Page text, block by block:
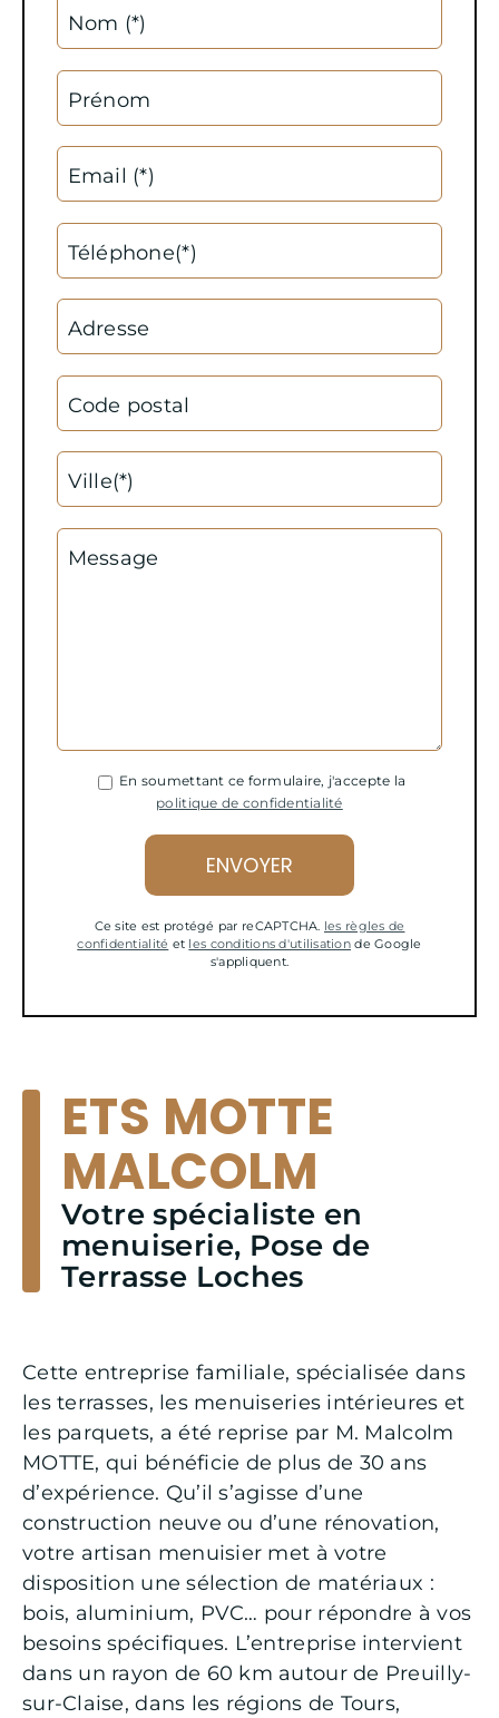
Nom (*)
Prénom
Email (*)
Téléphone(*)
Adresse
Code postal
Ville(*)
Message
En soumettant ce formulaire, j'accepte la
politique de confidentialité
Ce site est protégé par reCAPTCHA. les règles de
confidentialité et les conditions d'utilisationde Google
s'appliquent.
ETS MOTTE
MALCOLM
Votre spécialiste en
menuiserie, Pose de
Terrasse Loches
Cette entreprise familiale, spécialisée dans
les terrasses, les menuiseries intérieures et
les parquets, a été reprise par M. Malcolm
MOTTE, qui bénéficie de plus de 30 ans
d’expérience. Qu’il s’agisse d’une
construction neuve ou d’une rénovation,
votre artisan menuisier met à votre
disposition une sélection de matériaux :
bois, aluminium, PVC… pour répondre à vos
besoins spécifiques. L’entreprise intervient
dans un rayon de 60 km autour de Preuilly-
sur-Claise, dans les régions de Tours,